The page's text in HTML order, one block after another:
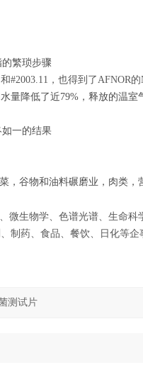
繁琐步骤
#2003.11，也得到了AFNOR
降低了近79%，释放的温室
一的结果
，谷物和油料碾磨业，肉类
微生物学、色谱光谱、生命
制药、食品、餐饮、日化等企